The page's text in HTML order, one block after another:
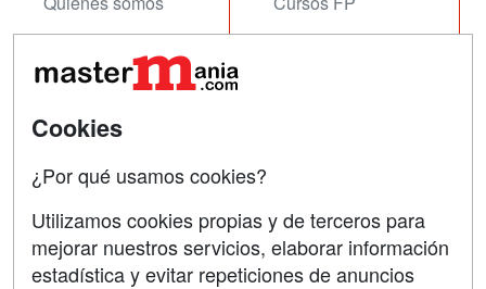
Acceso Usuarios
Acceso Centros
Contactar
Confidencialidad
SÍGUENOS EN:
Cookies
¿Por qué usamos cookies?
Utilizamos cookies propias y de terceros para
mejorar nuestros servicios, elaborar información
estadística y evitar repeticiones de anuncios